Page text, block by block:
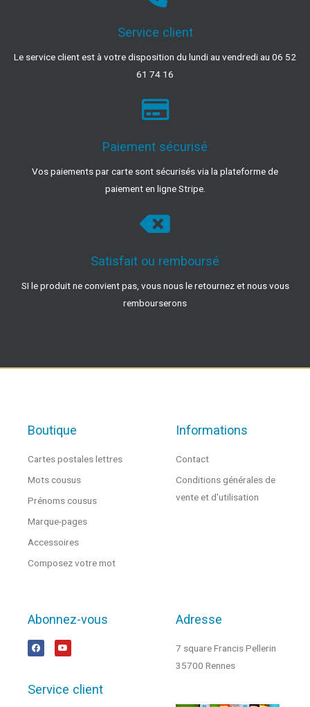
Service client
Le service client est à votre disposition du lundi au vendredi au 06 52
61 74 16
Paiement sécurisé
Vos paiements par carte sont sécurisés via la plateforme de
paiement en ligne Stripe.
Satisfait ou remboursé
SI le produit ne convient pas, vous nous le retournez et nous vous
rembourserons
Boutique
Cartes postales lettres
Mots cousus
Prénoms cousus
Marque-pages
Accessoires
Composez votre mot
Informations
Contact
Conditions générales de
vente et d'utilisation
Abonnez-vous
Service client
Adresse
7 square Francis Pellerin
35700 Rennes